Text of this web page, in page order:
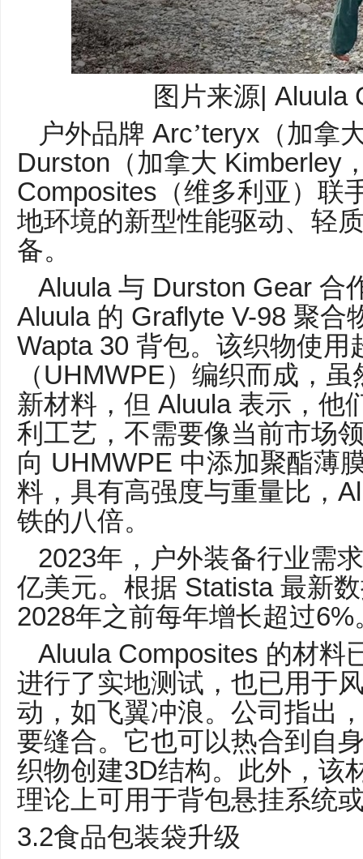
图片来源| Aluula
户外品牌 Arc’teryx （加拿
Durston （加拿大 Kimberley
Composites （维多利亚）联
地环境的新型性能驱动、轻
备。
Aluula 与 Durston Gear 合
Aluula 的 Graflyte V-98 聚合
Wapta 30 背包。该织物使用
（UHMWPE）编织而成，虽
新材料，但 Aluula 表示，他
利工艺，不需要像当前市场
向 UHMWPE 中添加聚酯薄
料，具有高强度与重量比，
铁的八倍。
2023年，户外装备行业需
亿美元。根据 Statista 最新
2028年之前每年增长超过6%
Aluula Composites 的材料
进行了实地测试，也已用于
动，如飞翼冲浪。公司指出
要缝合。它也可以热合到自
织物创建3D结构。此外，该
理论上可用于背包悬挂系统
3.2食品包装袋升级